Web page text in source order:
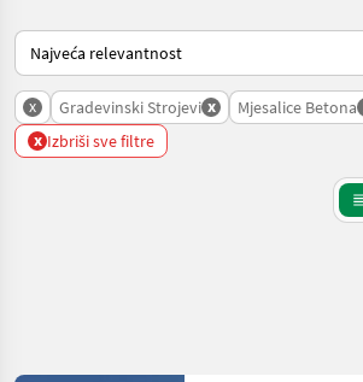
Tako se sortira na Landwirt.com
x Gradevinski Strojevi x Mjesalice Betona
x Izbriši sve filtre